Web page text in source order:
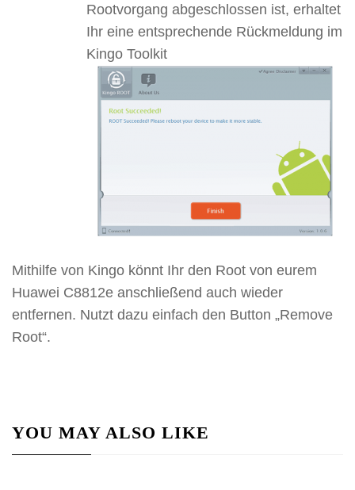
Rootvorgang abgeschlossen ist, erhaltet
Ihr eine entsprechende Rückmeldung im
Kingo Toolkit
Mithilfe von Kingo könnt Ihr den Root von eurem
Huawei C8812e anschließend auch wieder
entfernen. Nutzt dazu einfach den Button „Remove
Root“.
YOU MAY ALSO LIKE